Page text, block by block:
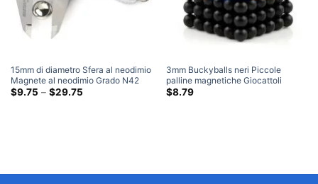
15mm di diametro Sfera al neodimio
Magnete al neodimio Grado N42
Sfere magnetiche nichelate
$9.75 – $29.75Fascia
3mm Buckyballs neri Piccole
palline magnetiche Giocattoli
Palline magnetiche Puzzle Sfera
$8.79